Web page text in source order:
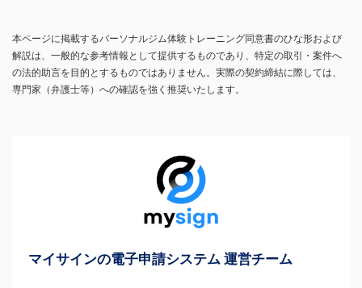
本ページに掲載するパーソナルジム体験トレーニング同意書のひな形および
解説は、一般的な参考情報として提供するものであり、特定の取引・案件へ
の法的助言を目的とするものではありません。実際の契約締結に際しては、
専門家（弁護士等）への確認を強く推奨いたします。
マイサインの電子申請システム 運営チーム